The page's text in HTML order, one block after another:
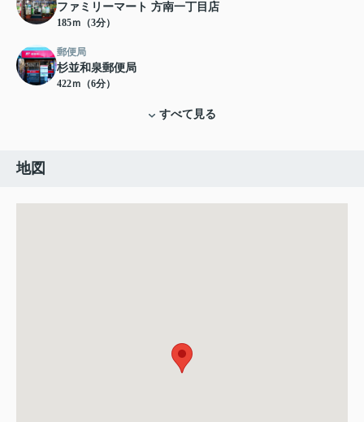
ファミリーマート 方南一丁目店
185ｍ（3分）
郵便局
杉並和泉郵便局
422ｍ（6分）
すべて見る
地図